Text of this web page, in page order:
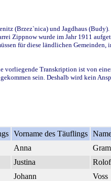
(Brzez`nica) und Jagdhaus
Zippnow wurde im Jahr 1911
für diese ländlichen Gemeinden,
vorliegende Transkription ist von
sein. Deshalb wird kein
Vorname des Täuflings
Anna
Justina
Johann Voss